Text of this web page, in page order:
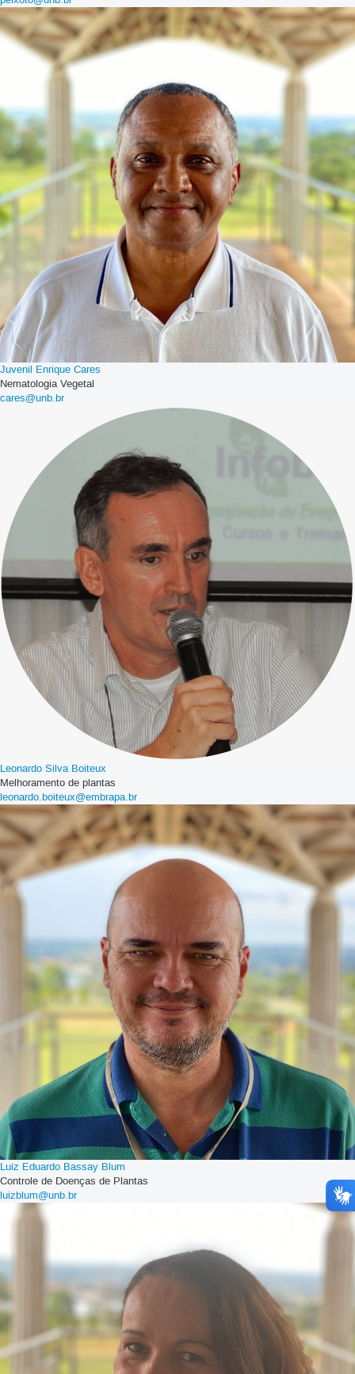
Juvenil Enrique Cares
Nematologia Vegetal
cares@unb.br
Leonardo Silva Boiteux
Melhoramento de plantas
leonardo.boiteux@embrapa.br
Luiz Eduardo Bassay Blum
Controle de Doenças de Plantas
luizblum@unb.br